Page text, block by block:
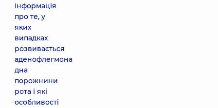
Інформація
про те, у
яких
випадках
розвивається
аденофлегмона
дна
порожнини
рота і які
особливості